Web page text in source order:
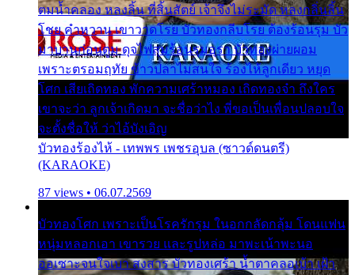
ตมน้ำคลอง หลงลิ้น ที่สิ้นสัตย์ เจ้าจึงไม่ระมัด หลงกลิ่นลิ้น
โชย คำหวาน เขาวาดโรย บัวทองกลีบโรย ต้องร้อนรุม บัว
มาบานก่อนตูม ดุจไฟสุมร้อนรุมอุรา บัวทองผ่ายผอม
เพราะตรอมฤทัย ข้าวปลาไม่สนใจ ร้องไห้ลูกเดียว หยุด
โศก เสียเถิดทอง พักความเศร้าหมอง เถิดทองจ๋า ถึงใคร
เขาจะว่า ลูกเจ้าเกิดมา จะชื่อว่าไง พี่ขอเป็นเพื่อนปลอบใจ
จะตั้งชื่อให้ ว่าไอ้บังเอิญ
บัวทองร้องไห้ - เทพพร เพชรอุบล (ซาวด์ดนตรี)
(KARAOKE)
87 views • 06.07.2569
บัวทองโศก เพราะเป็นโรครักรุม ในอกกลัดกลุ้ม โดนแฟน
หนุ่มหลอกเอา เขารวย และรูปหล่อ มาพะเน้าพะนอ
ออเซาะจนใจเบา สงสาร บัวทองเศร้า น้ำตาคลอเบ้า เฝ้า